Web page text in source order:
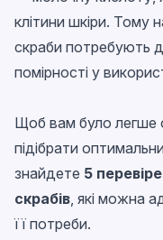
клітини шкіри. Тому
скраби потребують
помірності у
Щоб вам було легше
підібрати
знайдете 5
скрабів, які можна
її потреби.